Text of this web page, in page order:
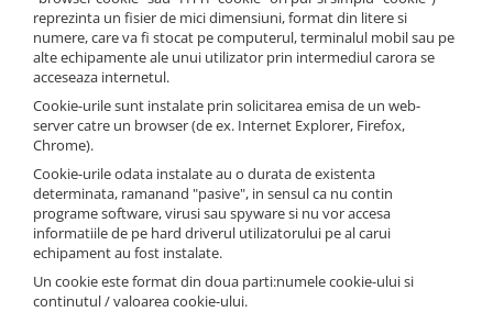
profesionale
Pioneze si ace cu gamalie
Stampile, tusuri si tusiere
Suporturi pentru articole de birou
Suporturi pentru documente,
reviste, cataloage
Tavite pentru documente
File de protectie
Index autoadeziv
Mape din carton
Mape din plastic
Separatoare index
Suporturi pentru dosare
suspendabile
Role hartie pentru plotter
Tipizate
Markere speciale
Pixuri cu gel
Pixuri fara mecanism
Pixuri pentru ghisee
Rezerve pixuri
Rigle
Rollere
Stilouri si rezerve
Detergenti pentru textile
Dispensere baie si bucatarie
Lavete
Marcare si etichetare
Odorizante
Prosoape din hartie
Saci menajeri
Sapunuri
Pixuri si stilouri scolare
Plastilină si materiale de modelat
Produse curatare IT
Trimmere
reprezinta un fisier de mici dimensiuni, format din litere si
numere, care va fi stocat pe computerul, terminalul mobil sau pe
alte echipamente ale unui utilizator prin intermediul carora se
acceseaza internetul.
Cookie-urile sunt instalate prin solicitarea emisa de un web-
server catre un browser (de ex. Internet Explorer, Firefox,
Chrome).
Cookie-urile odata instalate au o durata de existenta
determinata, ramanand "pasive", in sensul ca nu contin
programe software, virusi sau spyware si nu vor accesa
informatiile de pe hard driverul utilizatorului pe al carui
echipament au fost instalate.
Un cookie este format din doua parti:numele cookie-ului si
continutul / valoarea cookie-ului.